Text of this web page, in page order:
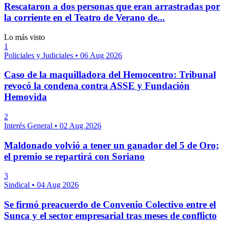
Rescataron a dos personas que eran arrastradas por
la corriente en el Teatro de Verano de...
Lo más visto
1
Policiales y Judiciales • 06 Aug 2026
Caso de la maquilladora del Hemocentro: Tribunal
revocó la condena contra ASSE y Fundación
Hemovida
2
Interés General • 02 Aug 2026
Maldonado volvió a tener un ganador del 5 de Oro;
el premio se repartirá con Soriano
3
Sindical • 04 Aug 2026
Se firmó preacuerdo de Convenio Colectivo entre el
Sunca y el sector empresarial tras meses de conflicto